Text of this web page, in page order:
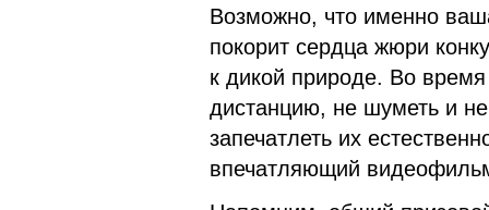
Возможно, что именно
покорит сердца жюри
к дикой природе. Во
дистанцию, не шуметь и
запечатлеть их
впечатляющий